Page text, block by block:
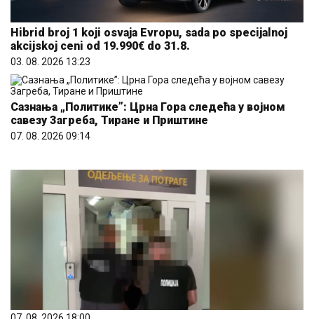
Hibrid broj 1 koji osvaja Evropu, sada po specijalnoj
akcijskoj ceni od 19.990€ do 31.8.
03. 08. 2026 13:23
Сазнања „Политике”: Црна Гора следећа у војном
савезу Загреба, Тиране и Приштине
07. 08. 2026 09:14